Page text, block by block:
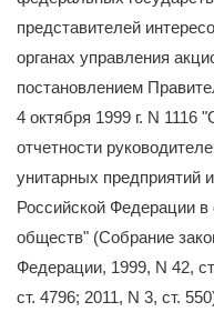
представителей
органах управления
постановлением
4 октября 1999 г. N 1116
отчетности
унитарных предприятий
Российской Федерации в
обществ" (Собрание
Федерации, 1999, N 42,
ст. 4796; 2011, N 3, ст.